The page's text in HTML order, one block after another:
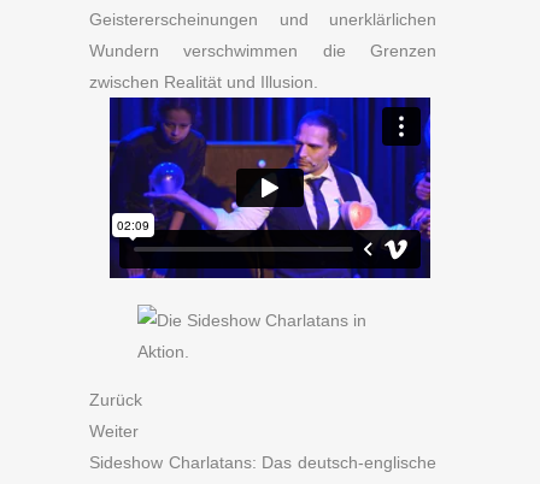
Geistererscheinungen und unerklärlichen
Wundern verschwimmen die Grenzen
zwischen Realität und Illusion.
Zurück
Weiter
Sideshow Charlatans: Das deutsch-englische